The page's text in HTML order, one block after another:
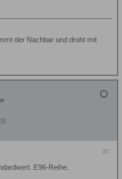
der Nachbar und droht mit
#7
E96-Reihe.